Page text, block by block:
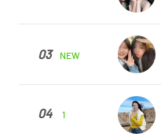
03 NEW
04 1